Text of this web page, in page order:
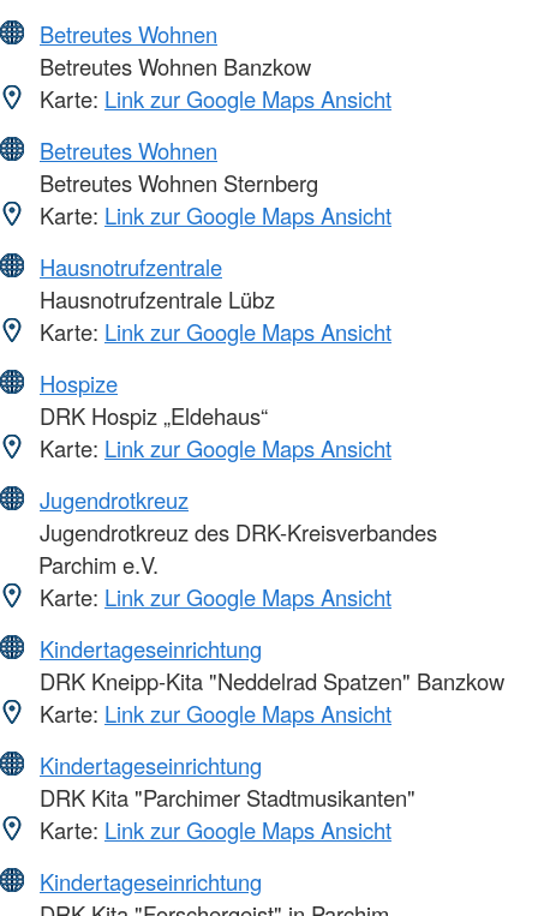
Betreutes Wohnen
Betreutes Wohnen Banzkow
Karte: Link zur Google Maps Ansicht
Betreutes Wohnen
Betreutes Wohnen Sternberg
Karte: Link zur Google Maps Ansicht
Hausnotrufzentrale
Hausnotrufzentrale Lübz
Karte: Link zur Google Maps Ansicht
Hospize
DRK Hospiz „Eldehaus“
Karte: Link zur Google Maps Ansicht
Jugendrotkreuz
Jugendrotkreuz des DRK-Kreisverbandes
Parchim e.V.
Karte: Link zur Google Maps Ansicht
Kindertageseinrichtung
DRK Kneipp-Kita "Neddelrad Spatzen" Banzkow
Karte: Link zur Google Maps Ansicht
Kindertageseinrichtung
DRK Kita "Parchimer Stadtmusikanten"
Karte: Link zur Google Maps Ansicht
Kindertageseinrichtung